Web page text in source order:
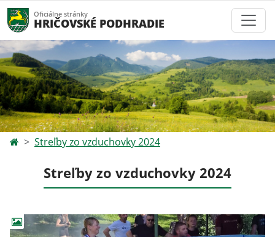
Oficiálne stránky
HRIČOVSKÉ PODHRADIE
Streľby zo vzduchovky 2024
Streľby zo vzduchovky 2024